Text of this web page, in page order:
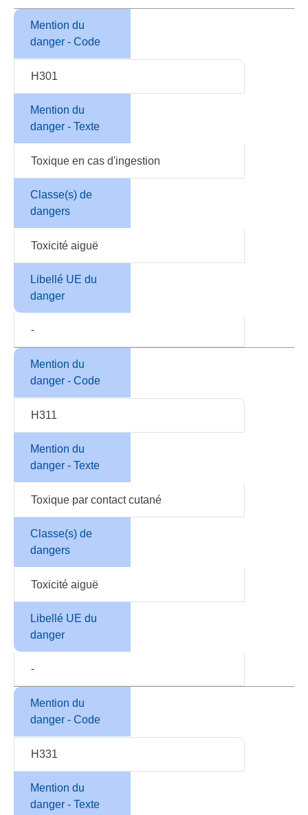
Mention du
danger - Code
H301
Mention du
danger - Texte
Toxique en cas d'ingestion
Classe(s) de
dangers
Toxicité aiguë
Libellé UE du
danger
-
Mention du
danger - Code
H311
Mention du
danger - Texte
Toxique par contact cutané
Classe(s) de
dangers
Toxicité aiguë
Libellé UE du
danger
-
Mention du
danger - Code
H331
Mention du
danger - Texte